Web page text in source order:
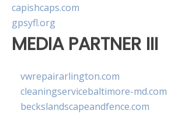
capishcaps.com
gpsyfl.org
MEDIA PARTNER III
vwrepairarlington.com
cleaningservicebaltimore-md.com
beckslandscapeandfence.com